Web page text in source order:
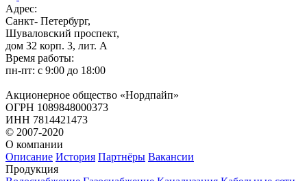
Адрес:
Санкт- Петербург,
Шуваловский проспект,
дом 32 корп. 3, лит. А
Время работы:
пн-пт: с 9:00 до 18:00
Акционерное общество «Нордпайп»
ОГРН 1089848000373
ИНН 7814421473
© 2007-2020
О компании
Описание История Партнёры Вакансии
Продукция